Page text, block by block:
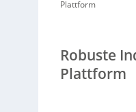
Plattform
Robuste
Plattform